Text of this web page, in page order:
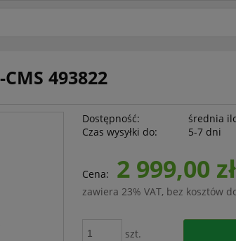
493822
Dostępność:
średnia
Czas wysyłki do:
5-7 dni
Cena: 2 999,00 zł
zawiera 23% VAT, bez kosztów
szt.